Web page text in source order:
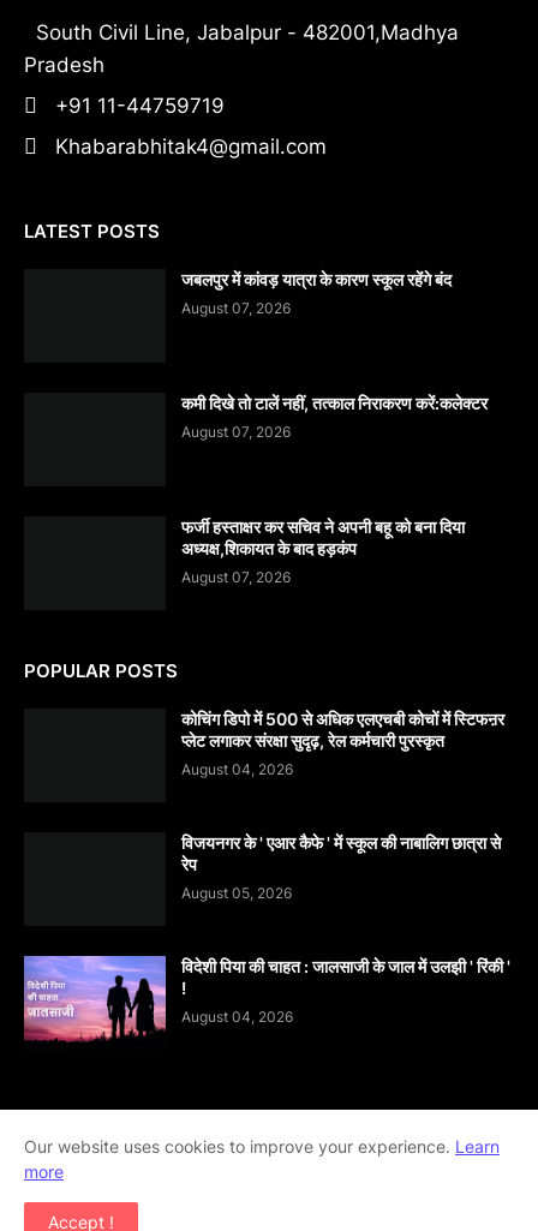
South Civil Line, Jabalpur - 482001,Madhya
Pradesh
+91 11-44759719
Khabarabhitak4@gmail.com
LATEST POSTS
जबलपुर में कांवड़ यात्रा के कारण स्कूल रहेंगे बंद
August 07, 2026
कमी दिखे तो टालें नहीं, तत्काल निराकरण करें:कलेक्टर
August 07, 2026
फर्जी हस्ताक्षर कर सचिव ने अपनी बहू को बना दिया
अध्यक्ष,शिकायत के बाद हड़कंप
August 07, 2026
POPULAR POSTS
कोचिंग डिपो में 500 से अधिक एलएचबी कोचों में स्टिफऩर
प्लेट लगाकर संरक्षा सुदृढ़, रेल कर्मचारी पुरस्कृत
August 04, 2026
विजयनगर के ' एआर कैफे ' में स्कूल की नाबालिग छात्रा से
रेप
August 05, 2026
विदेशी पिया की चाहत : जालसाजी के जाल में उलझी ' रिंकी '
!
August 04, 2026
Home About contact-us
Disclaimer
Our website uses cookies to improve your experience. Learn
more
Accept !